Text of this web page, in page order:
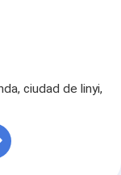
ciudad de linyi,